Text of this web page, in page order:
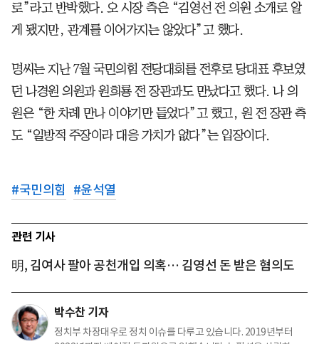
로”라고 반박했다. 오 시장 측은 “김영선 전 의원 소개로 알
게 됐지만, 관계를 이어가지는 않았다”고 했다.
명씨는 지난 7월 국민의힘 전당대회를 전후로 당대표 후보였
던 나경원 의원과 원희룡 전 장관과도 만났다고 했다. 나 의
원은 “한 차례 만나 이야기만 들었다”고 했고, 원 전 장관 측
도 “일방적 주장이라 대응 가치가 없다”는 입장이다.
#국민의힘 #윤석열
관련 기사
明, 김여사 팔아 공천개입 의혹… 김영선 돈 받은 혐의도
박수찬 기자
정치부 차장대우로 정치 이슈를 다루고 있습니다. 2019년부터